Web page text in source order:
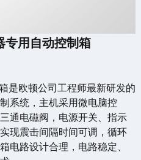
专用自动控制箱
是欧顿公司工程师最新研发的
系统，主机采用微电脑控
通电磁阀，电源开关、指示
现震击间隔时间可调，循环
电路设计合理，电路稳定、